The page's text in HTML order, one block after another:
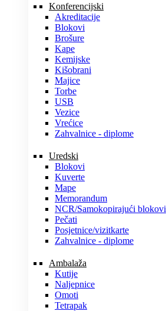
Konferencijski
Akreditacije
Blokovi
Brošure
Kape
Kemijske
Kišobrani
Majice
Torbe
USB
Vezice
Vrećice
Zahvalnice - diplome
Uredski
Blokovi
Kuverte
Mape
Memorandum
NCR/Samokopirajući blokovi
Pečati
Posjetnice/vizitkarte
Zahvalnice - diplome
Ambalaža
Kutije
Naljepnice
Omoti
Tetrapak